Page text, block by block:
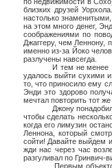
близких друзей
настолько
на этом много денег,
соображениями по
Джаггеру, чем Леннону,
именно из-за Йоко
разлучены навсегда.
И тем не менее Энди
удалось выйти сухими
то, что приносило ему
Энди это здорово
мечтал повторить тот же
Джону понадобилось
чтобы сделать
когда его лимузин
Леннона, который
сойти! Давайте выйдем
жди нас через час
разгуливал по Гринвич-
Первым объектом, на